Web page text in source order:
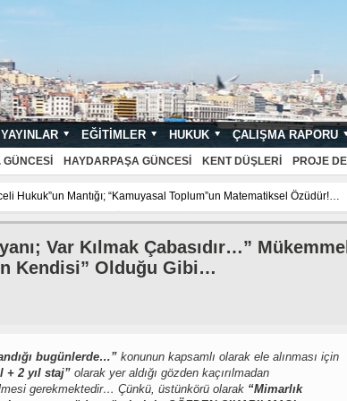
YAYINLAR EĞITIMLER HUKUK ÇALIŞMA RAPORU
HAYDARPAŞA GÜNCESI KENT DÜŞLERI PROJE
Mantığı; “Kamuyasal Toplum”un Matematiksel Özüdür!…
Matematiksel Özüdür!…
İstanbul’a dair Ne Kadar Güzel Bir
Var Kılmak Çabasıdır…” Mükemmel
Kendisi” Olduğu Gibi…
bugünlerde…” konunun kapsamlı olarak ele alınması için
+ 2 yıl staj” olarak yer aldığı gözden kaçırılmadan
gerekmektedir… Çünkü, üstünkörü olarak “Mimarlık